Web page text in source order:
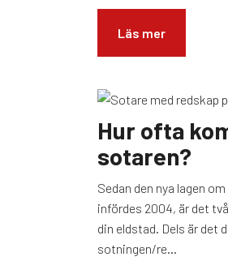
Läs mer
Hur ofta
sotaren?
Sedan den nya lagen
infördes 2004, är det
din eldstad. Dels är det
sotningen/re...